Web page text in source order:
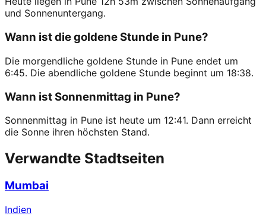
und Sonnenuntergang.
Wann ist die goldene Stunde in Pune?
Die morgendliche goldene Stunde in Pune endet um
6:45. Die abendliche goldene Stunde beginnt um 18:38.
Wann ist Sonnenmittag in Pune?
Sonnenmittag in Pune ist heute um 12:41. Dann erreicht
die Sonne ihren höchsten Stand.
Verwandte Stadtseiten
Mumbai
Indien